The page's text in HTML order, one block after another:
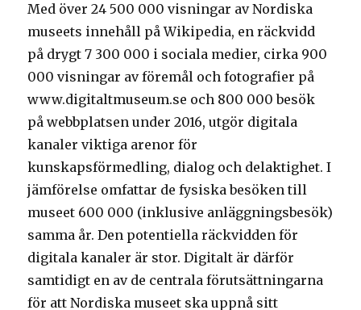
Med över 24 500 000 visningar av Nordiska
museets innehåll på Wikipedia, en räckvidd
på drygt 7 300 000 i sociala medier, cirka 900
000 visningar av föremål och fotografier på
www.digitaltmuseum.se och 800 000 besök
på webbplatsen under 2016, utgör digitala
kanaler viktiga arenor för
kunskapsförmedling, dialog och delaktighet. I
jämförelse omfattar de fysiska besöken till
museet 600 000 (inklusive anläggningsbesök)
samma år. Den potentiella räckvidden för
digitala kanaler är stor. Digitalt är därför
samtidigt en av de centrala förutsättningarna
för att Nordiska museet ska uppnå sitt